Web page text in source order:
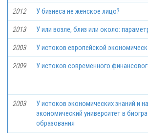
2012 У бизнеса не женское лицо?
2013 У или возле, близ или около:
2003 У истоков европейской
2009 У истоков современного
2003
У истоков экономических знаний и
экономический университет в
образования